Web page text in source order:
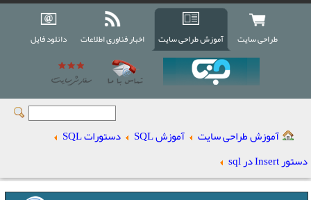
طراحی سایت آموزش طراحی سایت اخبار فناوری اطلاعات دانلود فایل
آموزش طراحی سایت آموزش SQL
دستورات SQL
دستور Insert در sql